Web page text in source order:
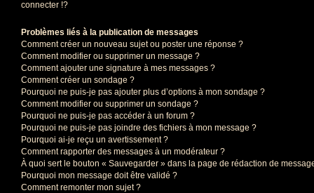
connecter !?
Problèmes liés à la publication de messages
Comment créer un nouveau sujet ou poster une réponse ?
Comment modifier ou supprimer un message ?
Comment ajouter une signature à mes messages ?
Comment créer un sondage ?
Pourquoi ne puis-je pas ajouter plus d’options à mon sondage ?
Comment modifier ou supprimer un sondage ?
Pourquoi ne puis-je pas accéder à un forum ?
Pourquoi ne puis-je pas joindre des fichiers à mon message ?
Pourquoi ai-je reçu un avertissement ?
Comment rapporter des messages à un modérateur ?
À quoi sert le bouton « Sauvegarder » dans la page de rédaction de
Pourquoi mon message doit être validé ?
Comment remonter mon sujet ?